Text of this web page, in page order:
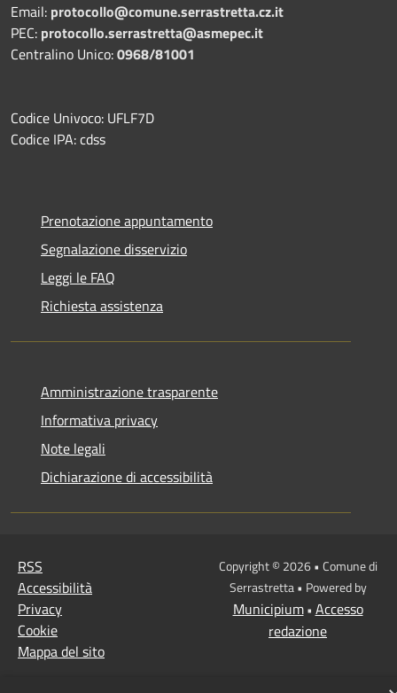
Email: protocollo@comune.serrastretta.cz.it
PEC: protocollo.serrastretta@asmepec.it
Centralino Unico:0968/81001
Codice Univoco: UFLF7D
Codice IPA: cdss
Prenotazione appuntamento
Segnalazione disservizio
Leggi le FAQ
Richiesta assistenza
Amministrazione trasparente
Informativa privacy
Note legali
Dichiarazione di accessibilità
RSS
Accessibilità
Privacy
Cookie
Mappa del sito
Copyright © 2026 • Comune di
Serrastretta • Powered by
Municipium• Accesso
redazione